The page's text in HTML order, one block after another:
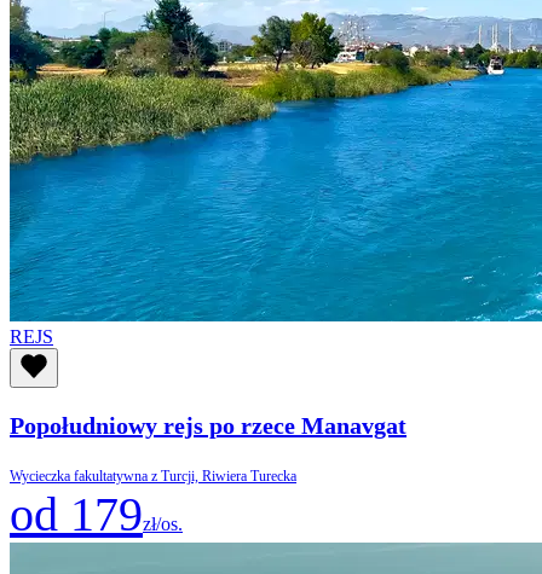
REJS
Popołudniowy rejs po rzece Manavgat
Wycieczka fakultatywna z Turcji, Riwiera Turecka
od 179zł/os.